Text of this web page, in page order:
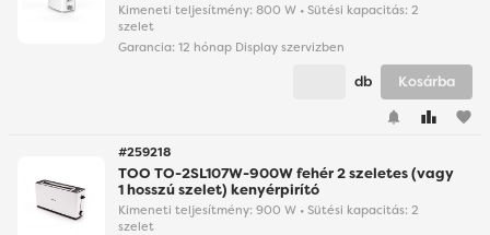
Kimeneti teljesítmény: 800 W • Sütési kapacitás: 2
szelet
Garancia: 12 hónap Display szervizben
favorite
db Kosárba
#259218
TOO TO-2SL107W-900W fehér 2 szeletes (vagy
1 hosszú szelet) kenyérpirító
Kimeneti teljesítmény: 900 W • Sütési kapacitás: 2
szelet